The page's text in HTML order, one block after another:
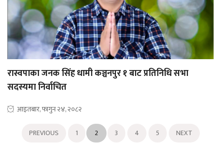
रास्वपाका जनक सिंह धामी कञ्चनपुर १ बाट प्रतिनिधि सभा
सदस्यमा निर्वाचित
आइतबार, फागुन २४, २०८२
PREVIOUS 1 2 3 4 5 NEXT